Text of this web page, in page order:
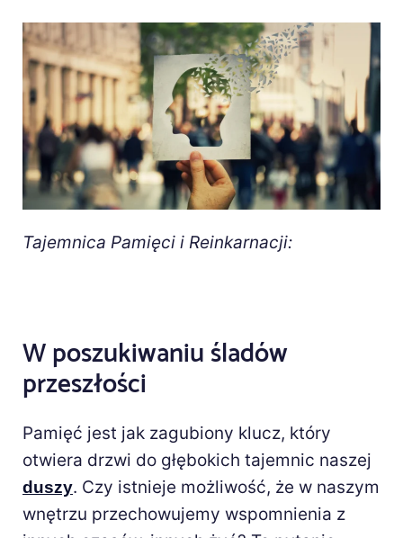
Tajemnica Pamięci i Reinkarnacji:
W poszukiwaniu śladów
przeszłości
Pamięć jest jak zagubiony klucz, który
otwiera drzwi do głębokich tajemnic naszej
duszy. Czy istnieje możliwość, że w naszym
wnętrzu przechowujemy wspomnienia z